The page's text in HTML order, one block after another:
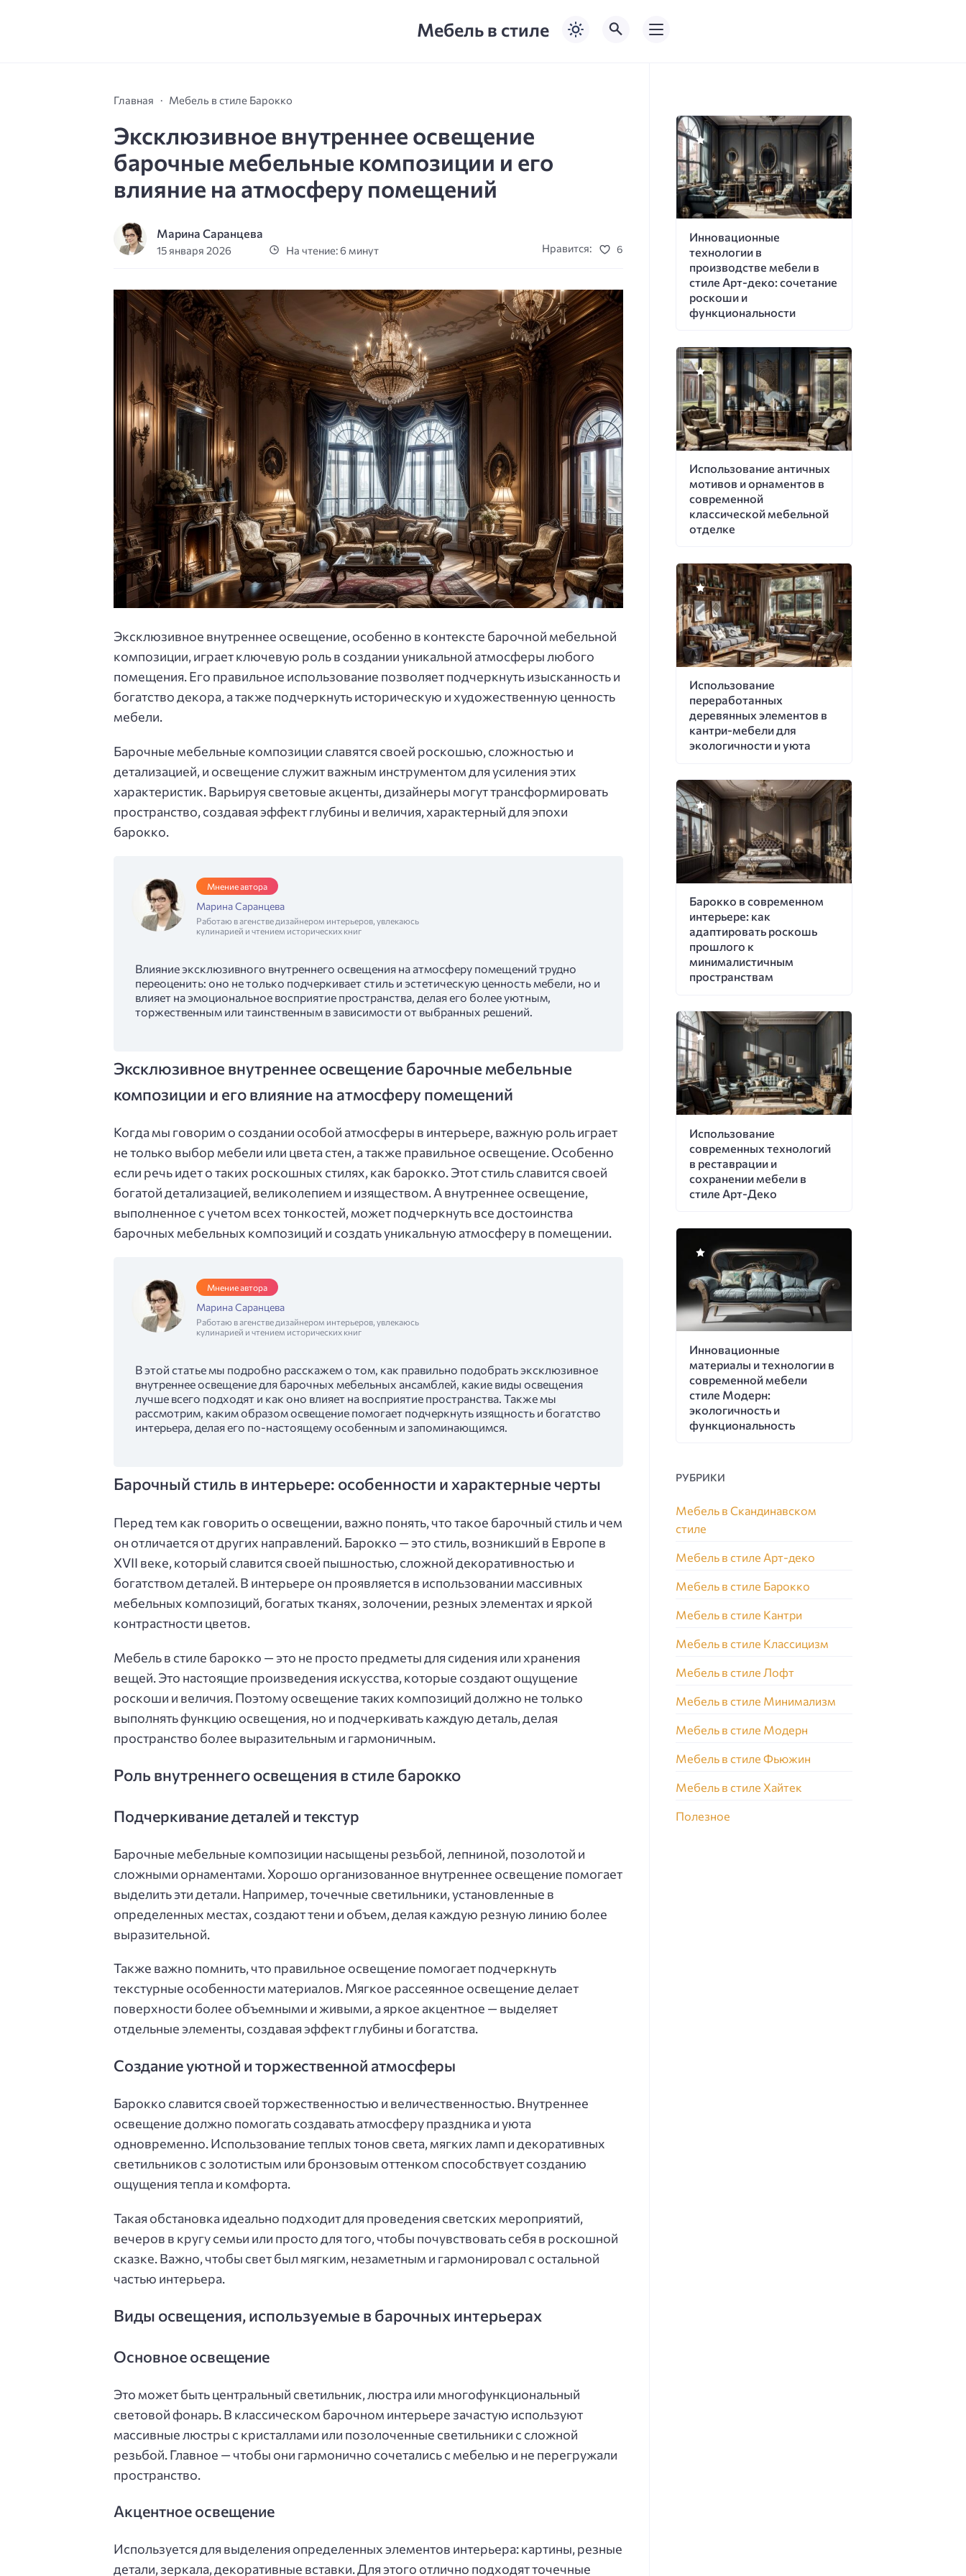
Мебель в стиле
Главная Мебель в стиле Барокко
Эксклюзивное внутреннее освещение
барочные мебельные композиции и его
влияние на атмосферу помещений
Марина Саранцева
15 января 2026 На чтение: 6 минут Нравится: 6
Эксклюзивное внутреннее освещение, особенно в контексте барочной мебельной
композиции, играет ключевую роль в создании уникальной атмосферы любого
помещения. Его правильное использование позволяет подчеркнуть изысканность и
богатство декора, а также подчеркнуть историческую и художественную ценность
мебели.
Барочные мебельные композиции славятся своей роскошью, сложностью и
детализацией, и освещение служит важным инструментом для усиления этих
характеристик. Варьируя световые акценты, дизайнеры могут трансформировать
пространство, создавая эффект глубины и величия, характерный для эпохи
барокко.
Мнение автора
Марина Саранцева
Работаю в агенстве дизайнером интерьеров, увлекаюсь
кулинарией и чтением исторических книг
Влияние эксклюзивного внутреннего освещения на атмосферу помещений трудно
переоценить: оно не только подчеркивает стиль и эстетическую ценность мебели, но и
влияет на эмоциональное восприятие пространства, делая его более уютным,
торжественным или таинственным в зависимости от выбранных решений.
Эксклюзивное внутреннее освещение барочные мебельные
композиции и его влияние на атмосферу помещений
Когда мы говорим о создании особой атмосферы в интерьере, важную роль играет
не только выбор мебели или цвета стен, а также правильное освещение. Особенно
если речь идет о таких роскошных стилях, как барокко. Этот стиль славится своей
богатой детализацией, великолепием и изяществом. А внутреннее освещение,
выполненное с учетом всех тонкостей, может подчеркнуть все достоинства
барочных мебельных композиций и создать уникальную атмосферу в помещении.
Мнение автора
Марина Саранцева
Работаю в агенстве дизайнером интерьеров, увлекаюсь
кулинарией и чтением исторических книг
В этой статье мы подробно расскажем о том, как правильно подобрать эксклюзивное
внутреннее освещение для барочных мебельных ансамблей, какие виды освещения
лучше всего подходят и как оно влияет на восприятие пространства. Также мы
рассмотрим, каким образом освещение помогает подчеркнуть изящность и богатство
интерьера, делая его по-настоящему особенным и запоминающимся.
Барочный стиль в интерьере: особенности и характерные черты
Перед тем как говорить о освещении, важно понять, что такое барочный стиль и чем
он отличается от других направлений. Барокко — это стиль, возникший в Европе в
XVII веке, который славится своей пышностью, сложной декоративностью и
богатством деталей. В интерьере он проявляется в использовании массивных
мебельных композиций, богатых тканях, золочении, резных элементах и яркой
контрастности цветов.
Мебель в стиле барокко — это не просто предметы для сидения или хранения
вещей. Это настоящие произведения искусства, которые создают ощущение
роскоши и величия. Поэтому освещение таких композиций должно не только
выполнять функцию освещения, но и подчеркивать каждую деталь, делая
пространство более выразительным и гармоничным.
Роль внутреннего освещения в стиле барокко
Подчеркивание деталей и текстур
Барочные мебельные композиции насыщены резьбой, лепниной, позолотой и
сложными орнаментами. Хорошо организованное внутреннее освещение помогает
выделить эти детали. Например, точечные светильники, установленные в
определенных местах, создают тени и объем, делая каждую резную линию более
выразительной.
Также важно помнить, что правильное освещение помогает подчеркнуть
текстурные особенности материалов. Мягкое рассеянное освещение делает
поверхности более объемными и живыми, а яркое акцентное — выделяет
отдельные элементы, создавая эффект глубины и богатства.
Создание уютной и торжественной атмосферы
Барокко славится своей торжественностью и величественностью. Внутреннее
освещение должно помогать создавать атмосферу праздника и уюта
одновременно. Использование теплых тонов света, мягких ламп и декоративных
светильников с золотистым или бронзовым оттенком способствует созданию
ощущения тепла и комфорта.
Такая обстановка идеально подходит для проведения светских мероприятий,
вечеров в кругу семьи или просто для того, чтобы почувствовать себя в роскошной
сказке. Важно, чтобы свет был мягким, незаметным и гармонировал с остальной
частью интерьера.
Виды освещения, используемые в барочных интерьерах
Основное освещение
Это может быть центральный светильник, люстра или многофункциональный
световой фонарь. В классическом барочном интерьере зачастую используют
массивные люстры с кристаллами или позолоченные светильники с сложной
резьбой. Главное — чтобы они гармонично сочетались с мебелью и не перегружали
пространство.
Акцентное освещение
Используется для выделения определенных элементов интерьера: картины, резные
детали, зеркала, декоративные вставки. Для этого отлично подходят точечные
Инновационные
технологии в
производстве мебели в
стиле Арт-деко: сочетание
роскоши и
функциональности
Использование античных
мотивов и орнаментов в
современной
классической мебельной
отделке
Использование
переработанных
деревянных элементов в
кантри-мебели для
экологичности и уюта
Барокко в современном
интерьере: как
адаптировать роскошь
прошлого к
минималистичным
пространствам
Использование
современных технологий
в реставрации и
сохранении мебели в
стиле Арт-Деко
Инновационные
материалы и технологии в
современной мебели
стиле Модерн:
экологичность и
функциональность
РУБРИКИ
Мебель в Скандинавском
стиле
Мебель в стиле Арт-деко
Мебель в стиле Барокко
Мебель в стиле Кантри
Мебель в стиле Классицизм
Мебель в стиле Лофт
Мебель в стиле Минимализм
Мебель в стиле Модерн
Мебель в стиле Фьюжин
Мебель в стиле Хайтек
Полезное